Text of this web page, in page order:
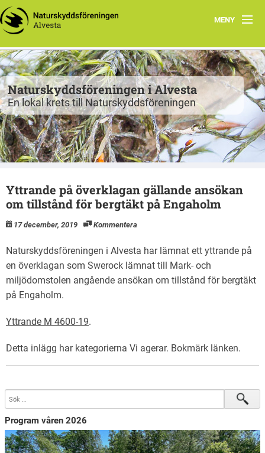
MENY
Program
Grupper
Projekt
Natur att besöka
Fiskgjusen
Kontakt
Naturskyddsföreningen i Alvesta
En lokal krets till Naturskyddsföreningen
Yttrande på överklagan gällande ansökan
om tillstånd för bergtäkt på Engaholm
17 december, 2019 Kommentera
Naturskyddsföreningen i Alvesta har lämnat ett yttrande på
en överklagan som Swerock lämnat till Mark- och
miljödomstolen angående ansökan om tillstånd för bergtäkt
på Engaholm.
Yttrande M 4600-19.
Detta inlägg har kategorierna Vi agerar. Bokmärk länken.
Program våren 2026